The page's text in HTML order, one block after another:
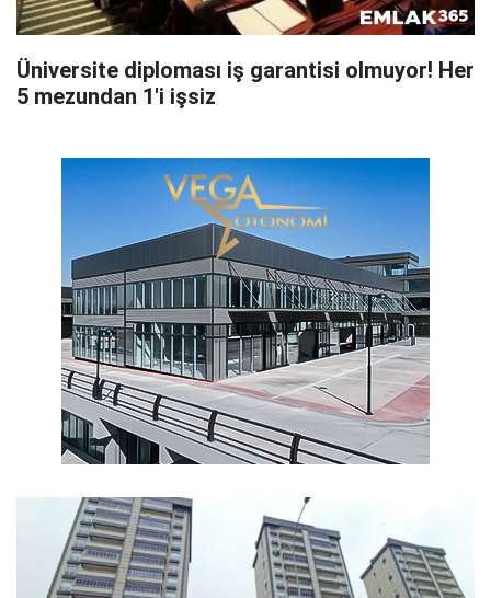
Üniversite diploması iş garantisi olmuyor! Her
5 mezundan 1'i işsiz